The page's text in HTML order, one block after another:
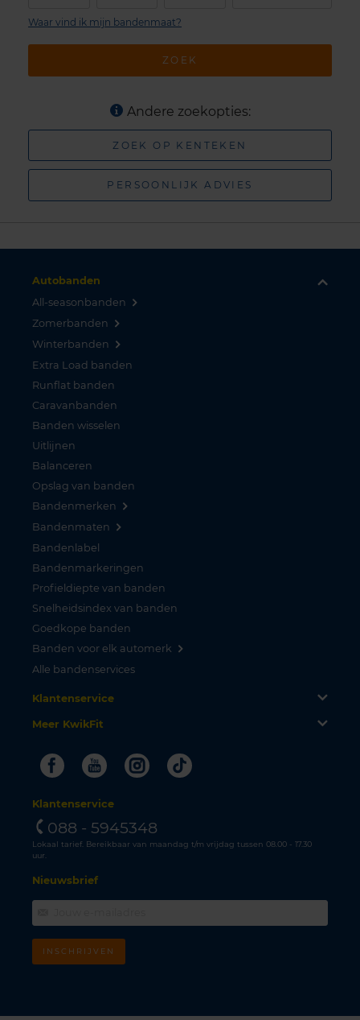
ZOEK
Waar vind ik mijn bandenmaat?
Andere zoekopties:
ZOEK OP KENTEKEN
PERSOONLIJK ADVIES
Autobanden
All-seasonbanden
Zomerbanden
Winterbanden
Extra Load banden
Runflat banden
Caravanbanden
Banden wisselen
Uitlijnen
Balanceren
Opslag van banden
Bandenmerken
Bandenmaten
Bandenlabel
Bandenmarkeringen
Profieldiepte van banden
Snelheidsindex van banden
Goedkope banden
Banden voor elk automerk
Alle bandenservices
Klantenservice
Meer KwikFit
FacebookYoutubeInstagram
Tiktok
Klantenservice
088 - 5945348
Lokaal tarief. Bereikbaar van maandag t/m vrijdag tussen 08.00 - 17.30
uur.
Nieuwsbrief
INSCHRIJVEN